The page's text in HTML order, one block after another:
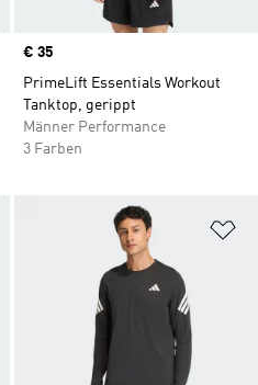
Price
€ 35
PrimeLift Essentials Workout
Tanktop, gerippt
Männer Performance
3 Farben
Zur Wunschliste hinzufügen